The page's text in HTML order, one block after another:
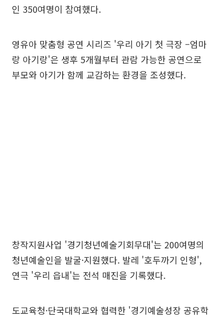
인 350여명이 참여했다.
영유아 맞춤형 공연 시리즈 '우리 아기 첫 극장 –엄마
랑 아기랑'은 생후 5개월부터 관람 가능한 공연으로
부모와 아기가 함께 교감하는 환경을 조성했다.
창작지원사업 '경기청년예술기회무대'는 200여명의
청년예술인을 발굴·지원했다. 발레 '호두까기 인형',
연극 '우리 읍내'는 전석 매진을 기록했다.
도교육청·단국대학교와 협력한 '경기예술성장 공유학